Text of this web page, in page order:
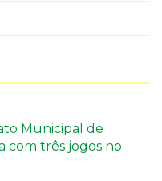
Municipal de
com três jogos no